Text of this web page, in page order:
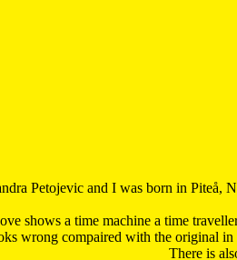
Petojevic and I was born in Piteå,
shows a time machine a time
wrong compaired with the original
There is